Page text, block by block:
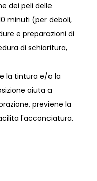
dei peli delle
minuti (per deboli,
e preparazioni di
di schiaritura,
la tintura e/o la
aiuta a
previene la
l'acconciatura.